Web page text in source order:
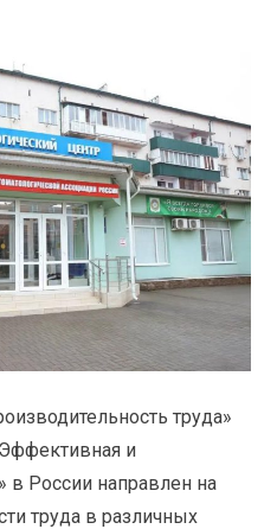
труда»
и
в России направлен на
труда в различных